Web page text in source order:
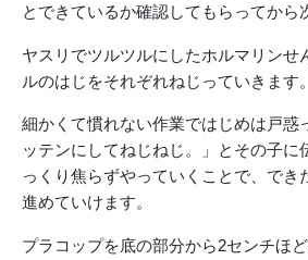
とできているか確認してもらってから
ヤスリでツルツルにしたホルマリンせ
ルのはじをそれぞれねじっていきます。
細かくて慣れない作業ではじめは戸惑
ッテンにしてねじねじ。」とその子に
っくり焦らずやっていくことで、でき
進めていけます。
プラコップを底の部分から2センチほ